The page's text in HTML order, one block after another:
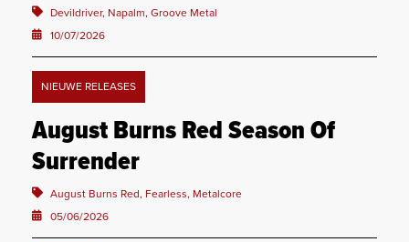
Devildriver, Napalm, Groove Metal
10/07/2026
NIEUWE RELEASES
August Burns Red Season Of
Surrender
August Burns Red, Fearless, Metalcore
05/06/2026